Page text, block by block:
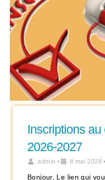
Inscriptions
2026-2027
admin • 8 mai 2026 •
Bonjour, Le lien qui